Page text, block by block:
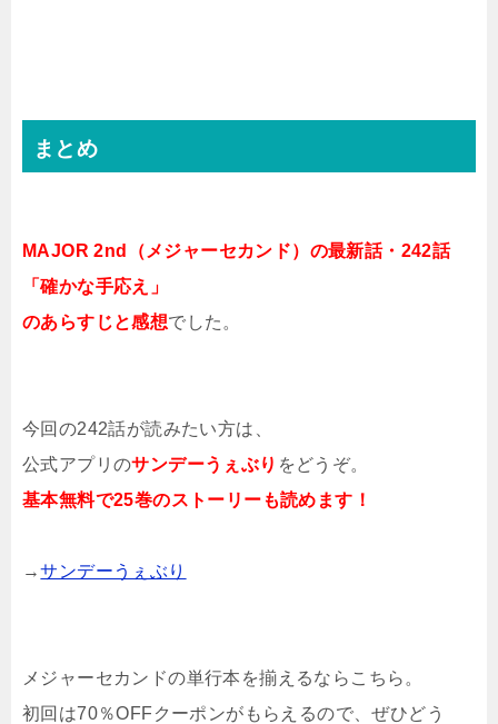
まとめ
MAJOR 2nd（メジャーセカンド）の最新話・242話
「確かな手応え」
のあらすじと感想でした。
今回の242話が読みたい方は、
公式アプリのサンデーうぇぶり をどうぞ。
基本無料で25巻のストーリーも読めます！
→サンデーうぇぶり
メジャーセカンドの単行本を揃えるならこちら。
初回は70％OFFクーポンがもらえるので、ぜひどう